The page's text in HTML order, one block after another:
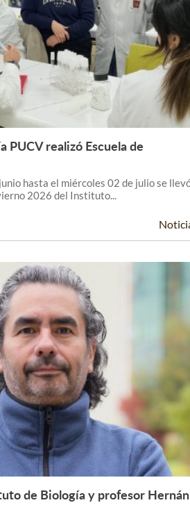
Leer Más +
realizó Escuela de
hasta el miércoles 02 de julio se
2026 del Instituto...
Leer Más +
de Biología y profesor Hernán